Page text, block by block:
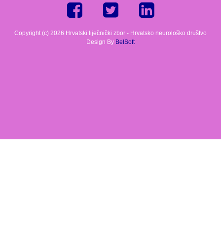
Copyright (c) 2026 Hrvatski liječnički zbor - Hrvatsko neurološko društvo
Design By BelSoft